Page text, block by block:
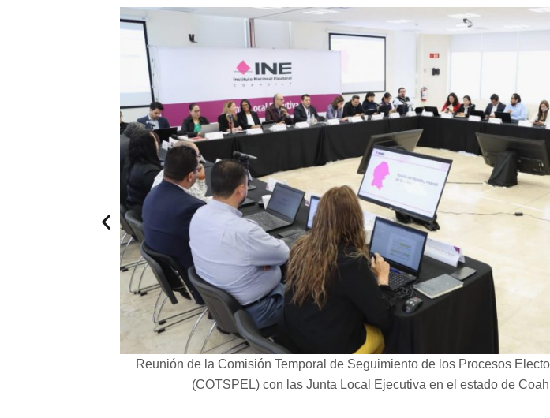
Reunión de la Comisión Temporal de Seguimiento de los Procesos
(COTSPEL) con las Junta Local Ejecutiva en el estado de